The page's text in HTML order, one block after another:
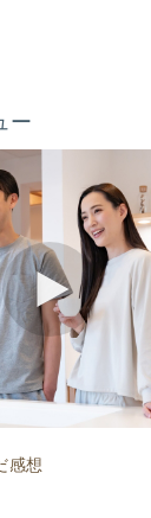
ー
感想